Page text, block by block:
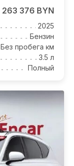
263 376 BYN
2025
Бензин
Без пробега км
3.5 л
Полный